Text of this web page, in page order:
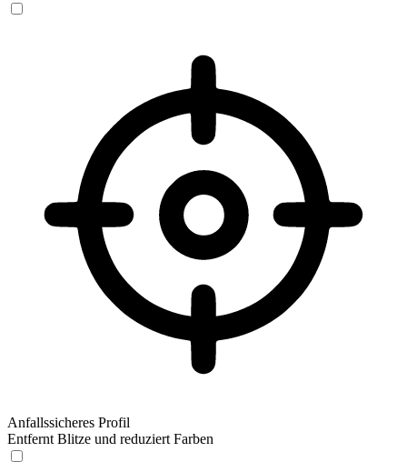
Anfallssicheres Profil
Entfernt Blitze und reduziert Farben